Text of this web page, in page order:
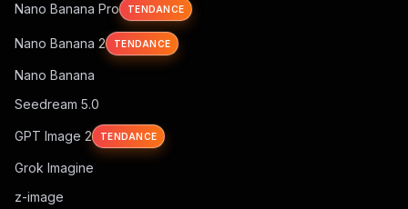
Nano Banana Pro TENDANCE
Nano Banana 2 TENDANCE
Nano Banana
Seedream 5.0
GPT Image 2 TENDANCE
Grok Imagine
z-image